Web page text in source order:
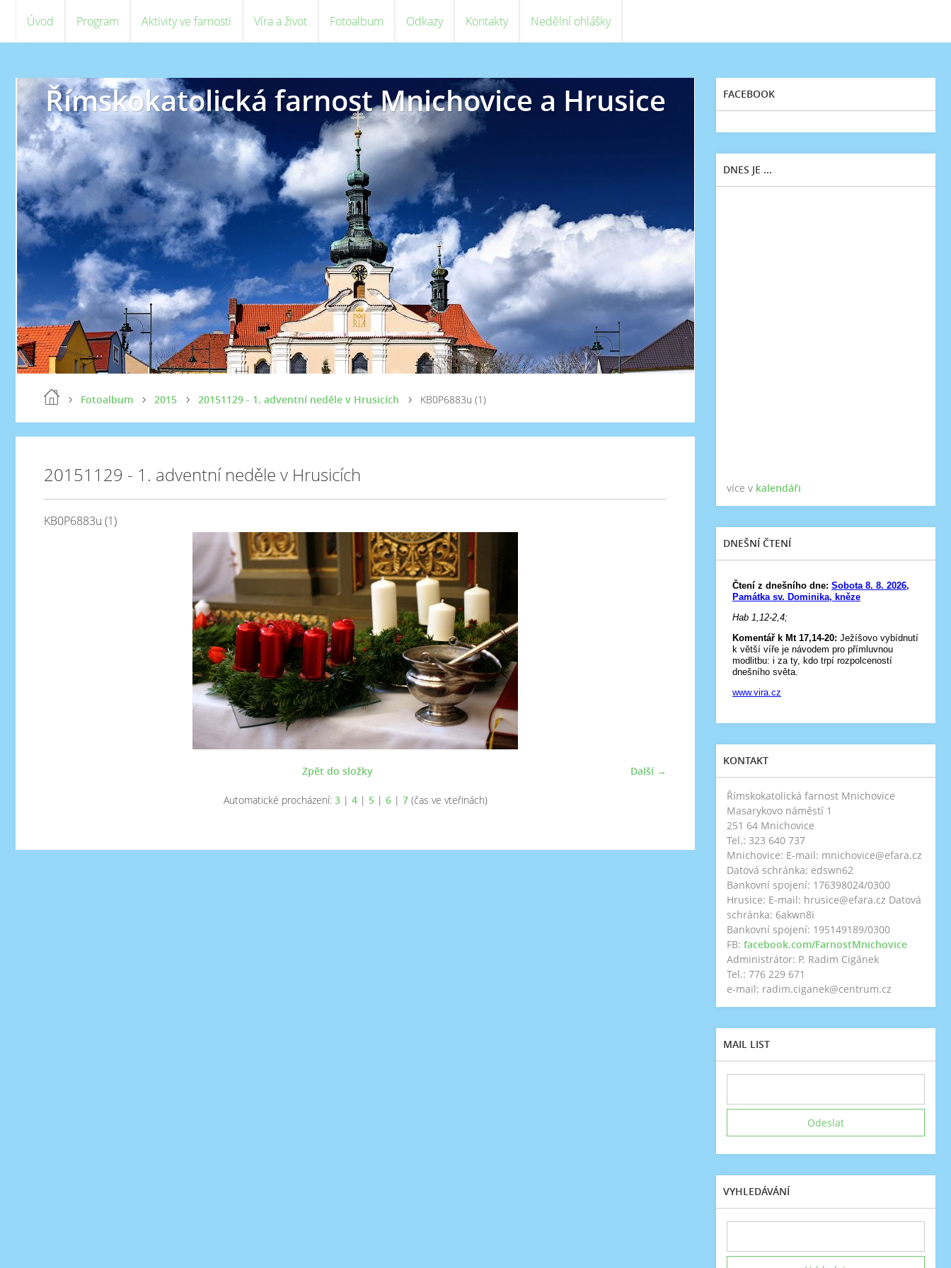
Úvod Program Aktivity ve farnosti Víra a život Fotoalbum Odkazy Kontakty Nedělní ohlášky
Římskokatolická farnost Mnichovice a Hrusice
Fotoalbum 2015 20151129 - 1. adventní neděle v Hrusicích KB0P6883u (1)
20151129 - 1. adventní neděle v Hrusicích
KB0P6883u (1)
Další →
Zpět do složky
Automatické procházení: 3| 4| 5| 6| 7(čas ve vteřinách)
FACEBOOK
DNES JE ...
více v kalendáři
DNEŠNÍ ČTENÍ
KONTAKT
Římskokatolická farnost Mnichovice
Masarykovo náměstí 1
251 64 Mnichovice
Tel.: 323 640 737
Mnichovice: E-mail: mnichovice@efara.cz
Datová schránka: edswn62
Bankovní spojení: 176398024/0300
Hrusice: E-mail: hrusice@efara.cz Datová
schránka: 6akwn8i
Bankovní spojení: 195149189/0300
FB: facebook.com/FarnostMnichovice
Administrátor: P. Radim Cigánek
Tel.: 776 229 671
e-mail: radim.ciganek@centrum.cz
MAIL LIST
VYHLEDÁVÁNÍ